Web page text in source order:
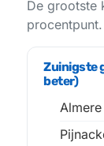
De grootste
procentpunt.
Zuinigste
beter)
Almere